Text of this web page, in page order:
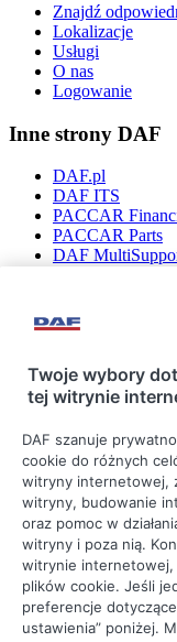
Znajdź
Lokalizacje
Usługi
O nas
Logowanie
Inne strony DAF
DAF.pl
DAF ITS
PACCAR
PACCAR Parts
DAF
Bądź na bieżąco
© 2026 DAF
Twoje wybory
tej witrynie
DAF szanuje
cookie do różnych
witryny internetowej,
witryny, budowanie
oraz pomoc w
witryny i poza nią.
witrynie internetowej,
plików cookie. Jeśli
preferencje
ustawienia” poniżej.